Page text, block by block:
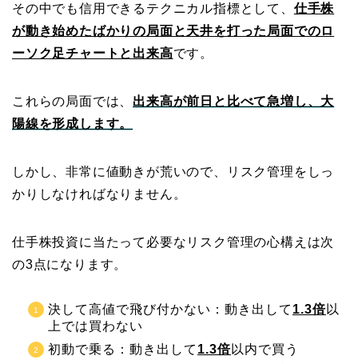
その中でも信用できるテクニカル指標として、 仕手株
が動き始めたばかりの局面と天井を打った局面でのロ
ーソク足チャートと出来高です。
これらの局面では、 出来高が前日と比べて急増し、大
陽線を形成します。
しかし、非常に値動きが荒いので、リスク管理をしっ
かりしなければなりません。
仕手株投資に当たって必要なリスク管理の心構えは次
の3点になります。
決して高値で飛び付かない：動き出して 1.3倍以
上では買わない
初動で乗る：動き出して 1.3倍以内で買う